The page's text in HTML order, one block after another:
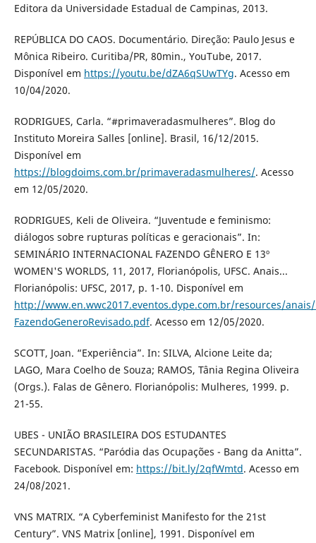
Editora da Universidade Estadual de Campinas, 2013.
REPÚBLICA DO CAOS. Documentário. Direção: Paulo Jesus e
Mônica Ribeiro. Curitiba/PR, 80min., YouTube, 2017.
Disponível em https://youtu.be/dZA6qSUwTYg. Acesso em
10/04/2020.
RODRIGUES, Carla. “#primaveradasmulheres”. Blog do
Instituto Moreira Salles [online]. Brasil, 16/12/2015.
Disponível em
https://blogdoims.com.br/primaveradasmulheres/. Acesso
em 12/05/2020.
RODRIGUES, Keli de Oliveira. “Juventude e feminismo:
diálogos sobre rupturas políticas e geracionais”. In:
SEMINÁRIO INTERNACIONAL FAZENDO GÊNERO E 13º
WOMEN'S WORLDS, 11, 2017, Florianópolis, UFSC. Anais...
Florianópolis: UFSC, 2017, p. 1-10. Disponível em
http://www.en.wwc2017.eventos.dype.com.br/resources/anais/
FazendoGeneroRevisado.pdf. Acesso em 12/05/2020.
SCOTT, Joan. “Experiência”. In: SILVA, Alcione Leite da;
LAGO, Mara Coelho de Souza; RAMOS, Tânia Regina Oliveira
(Orgs.). Falas de Gênero. Florianópolis: Mulheres, 1999. p.
21-55.
UBES - UNIÃO BRASILEIRA DOS ESTUDANTES
SECUNDARISTAS. “Paródia das Ocupações - Bang da Anitta”.
Facebook. Disponível em: https://bit.ly/2qfWmtd. Acesso em
24/08/2021.
VNS MATRIX. “A Cyberfeminist Manifesto for the 21st
Century”. VNS Matrix [online], 1991. Disponível em